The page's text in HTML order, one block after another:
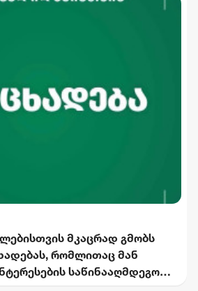
მკაცრად გმობს
რომლითაც მან
საწინააღმდეგოდ